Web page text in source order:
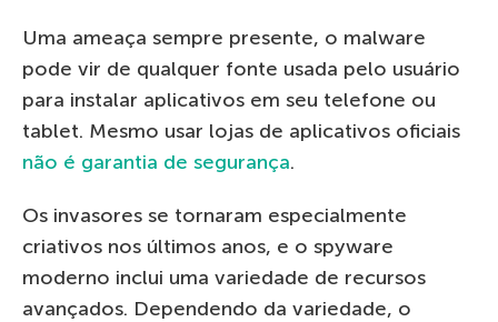
Uma ameaça sempre presente, o malware
pode vir de qualquer fonte usada pelo usuário
para instalar aplicativos em seu telefone ou
tablet. Mesmo usar lojas de aplicativos oficiais
não é garantia de segurança.
Os invasores se tornaram especialmente
criativos nos últimos anos, e o spyware
moderno inclui uma variedade de recursos
avançados. Dependendo da variedade, o